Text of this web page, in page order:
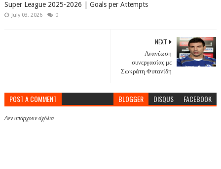
Super League 2025-2026 | Goals per Attempts
July 03, 2026 0
NEXT
Ανανέωση
συνεργασίας με
Σωκράτη Φυτανίδη
POST A COMMENT BLOGGER DISQUS FACEBOOK
Δεν υπάρχουν σχόλια